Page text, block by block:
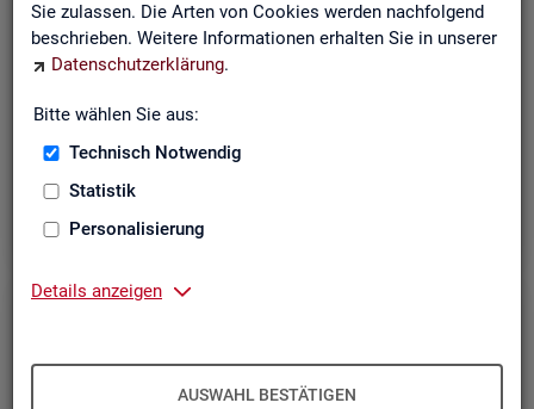
Sie zulassen. Die Arten von Cookies werden nachfolgend
beschrieben. Weitere Informationen erhalten Sie in unserer
Datenschutzerklärung.
Bitte wählen Sie aus:
Technisch Notwendig
Statistik
Personalisierung
Details anzeigen
AUSWAHL BESTÄTIGEN